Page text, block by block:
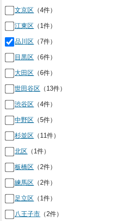
文京区 （4件）
江東区 （1件）
品川区 （7件）
目黒区 （6件）
大田区 （6件）
世田谷区 （13件）
渋谷区 （4件）
中野区 （5件）
杉並区 （11件）
北区 （1件）
板橋区 （2件）
練馬区 （2件）
足立区 （1件）
八王子市 （2件）